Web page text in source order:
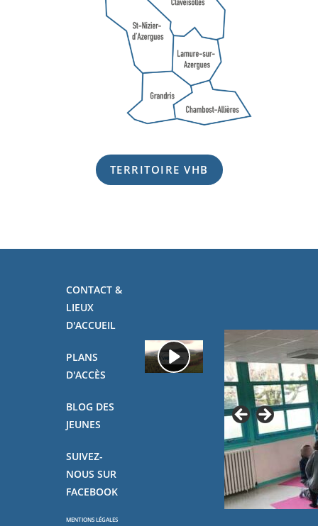
TERRITOIRE VHB
CONTACT &
LIEUX
D'ACCUEIL
PLANS
D'ACCÈS
BLOG DES
JEUNES
SUIVEZ-
NOUS SUR
FACEBOOK
MENTIONS LÉGALES